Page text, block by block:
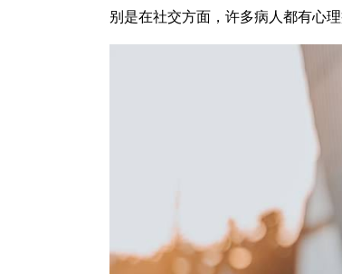
别是在社交方面，许多病人都有心